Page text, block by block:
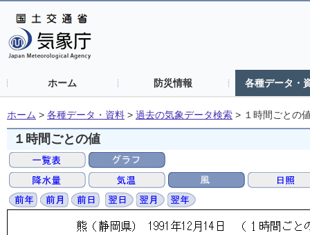
ホーム 防災情報 各種データ・
ホーム > 各種データ・資料 > 過去の気象データ検索 > １時間ごとの
１時間ごとの値